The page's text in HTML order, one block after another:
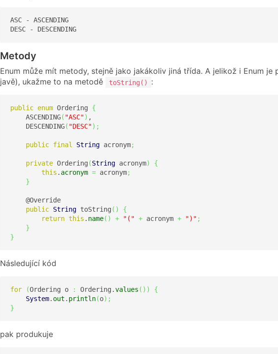
ASC - ASCENDING
DESC - DESCENDING
Metody
Enum může mít metody, stejně jako jakákoliv jiná třída. A jelikož i Enum
javě), ukažme to na metodě
toString() :
public enum Ordering {
    ASCENDING
( "ASC") ,
    DESCENDING
( "DESC") ;
public final String acronym;
private Ordering (String acronym)
{
this . acronym = acronym;
}
    @Override
public String toString ( )
{
return this . name( ) + "(" + acronym + ")" ;
}
}
Následující kód
for (Ordering o : Ordering.values ( ) )
{
System. out . println(o) ;
}
pak produkuje